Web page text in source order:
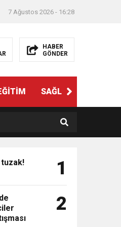
7 Ağustos 2026 - 16:28
HABER
GÖNDER
SAĞLIK
1
2